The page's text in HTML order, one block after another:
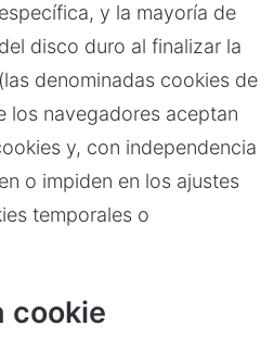
y la mayoría de
disco duro al finalizar la
denominadas cookies de
los navegadores aceptan
y, con independencia
o impiden en los ajustes
temporales o
cookie